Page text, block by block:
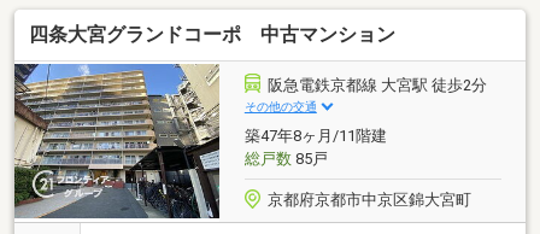
はの開放感が特長。2018年8月には水回り全面交換
（キッチン、浴室、トイレ、洗面台、給湯器）、全室
クロス、フローリング張替え、TVモニター付インター
ホン、玄関収納を新設。販売価格3680万円（坪単価約
184万円）。京都市中心部における同条件物件と比較
しても、資産性、 居住性、 即入居性、の三点におい
て、バランスのとれた優良物件です。
四条大宮グランドコーポ 中古マンション
阪急電鉄京都線 大宮駅 徒歩2分
その他の交通
築47年8ヶ月/11階建
総戸数85戸
京都府京都市中京区錦大宮町